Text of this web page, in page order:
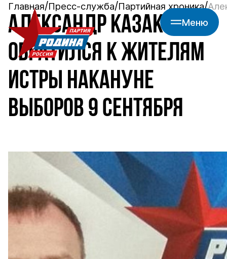
Меню
Главная Пресс-служба Партийная хроника
АЛЕКСАНДР КАЗАКОВ
ОБРАТИЛСЯ К ЖИТЕЛЯМ
ИСТРЫ НАКАНУНЕ
ВЫБОРОВ 9 СЕНТЯБРЯ